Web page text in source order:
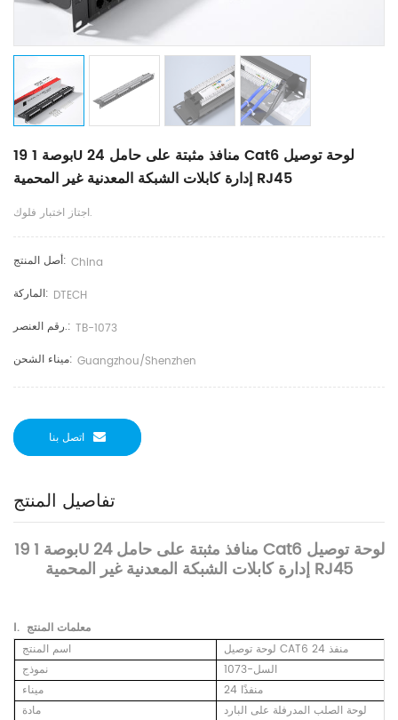
19 بوصة 1U 24 منافذ مثبتة على حامل Cat6 لوحة توصيل
إدارة كابلات الشبكة المعدنية غير المحمية RJ45
اجتاز اختبار فلوك.
أصل المنتج: China
الماركة: DTECH
رقم العنصر.: TB-1073
ميناء الشحن: Guangzhou/Shenzhen
اتصل بنا
تفاصيل المنتج
19 بوصة 1U 24 منافذ مثبتة على حامل Cat6 لوحة توصيل
إدارة كابلات الشبكة المعدنية غير المحمية RJ45
Ⅰ. معلمات
اسم المنتج
لوحة توصيل CAT6 24 منفذ
نموذج
السل-1073
ميناء
24 منفذًا
مادة
لوحة الصلب المدرفلة على البارد